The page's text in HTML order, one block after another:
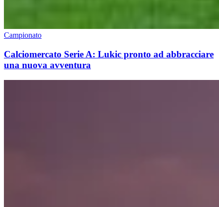
Campionato
Calciomercato Serie A: Lukic pronto ad abbracciare
una nuova avventura